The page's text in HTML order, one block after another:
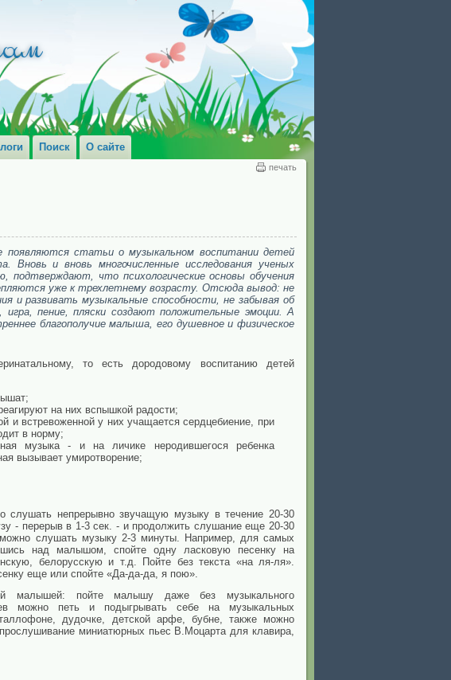
Поиск О сайте
печать
появляются статьи о музыкальном воспитании детей
Вновь и вновь многочисленные исследования ученых
подтверждают, что психологические основы обучения
уже к трехлетнему возрасту. Отсюда вывод: не
и развивать музыкальные способности, не забывая об
пение, пляски создают положительные эмоции. А
благополучие малыша, его душевное и физическое
то есть дородовому воспитанию детей
на них вспышкой радости;
и встревоженной у них учащается сердцебиение, при
в норму;
музыка - и на личике неродившегося ребенка
вызывает умиротворение;
слушать непрерывно звучащую музыку в течение 20-30
- перерыв в 1-3 сек. - и продолжить слушание еще 20-30
слушать музыку 2-3 минуты. Например, для самых
над малышом, спойте одну ласковую песенку на
белорусскую и т.д. Пойте без текста «на ля-ля».
еще или спойте «Да-да-да, я пою».
малышей: пойте малышу даже без музыкального
можно петь и подыгрывать себе на музыкальных
дудочке, детской арфе, бубне, также можно
миниатюрных пьес В.Моцарта для клавира,